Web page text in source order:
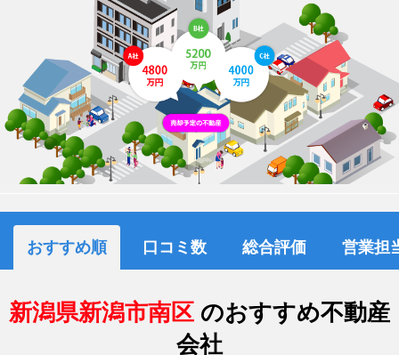
おすすめ順 口コミ数 総合評価 営業担
新潟県新潟市南区 のおすすめ不動産
会社